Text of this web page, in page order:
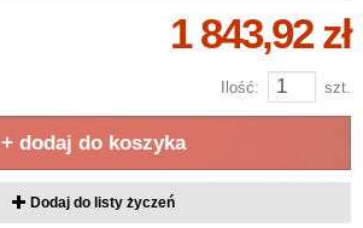
1 843,92 zł
Ilość: szt.
+ dodaj do koszyka
Dodaj do listy życzeń